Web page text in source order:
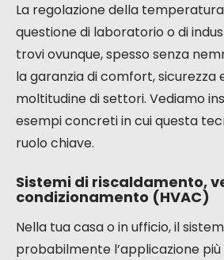
La regolazione della
questione di laboratorio o di
trovi ovunque, spesso senza
la garanzia di comfort, sicurezza
moltitudine di settori. Vediamo
esempi concreti in cui questa
ruolo chiave.
Sistemi di riscaldamento,
condizionamento (HVAC)
Nella tua casa o in ufficio, il
probabilmente l’applicazione